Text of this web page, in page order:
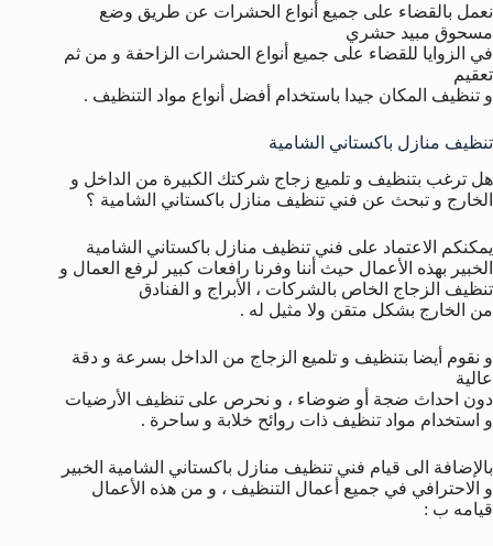
نعمل بالقضاء على جميع أنواع الحشرات عن طريق وضع
مسحوق مبيد حشري
في الزوايا للقضاء على جميع أنواع الحشرات الزاحفة و من ثم
تعقيم
و تنظيف المكان جيدا باستخدام أفضل أنواع مواد التنظيف .
تنظيف منازل باكستاني الشامية
هل ترغب بتنظيف و تلميع زجاج شركتك الكبيرة من الداخل و
الخارج و تبحث عن فني تنظيف منازل باكستاني الشامية ؟
يمكنكم الاعتماد على فني تنظيف منازل باكستاني الشامية
الخبير بهذه الأعمال حيث أننا وفرنا رافعات كبير لرفع العمال و
تنظيف الزجاج الخاص بالشركات ، الأبراج و الفنادق
من الخارج بشكل متقن ولا مثيل له .
و نقوم أيضا بتنظيف و تلميع الزجاج من الداخل بسرعة و دقة
عالية
دون احداث ضجة أو ضوضاء ، و نحرص على تنظيف الأرضيات
و استخدام مواد تنظيف ذات روائح خلابة و ساحرة .
بالإضافة الى قيام فني تنظيف منازل باكستاني الشامية الخبير
و الاحترافي في جميع أعمال التنظيف ، و من هذه الأعمال
قيامه ب :